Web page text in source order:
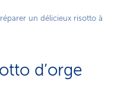
un délicieux risotto à
d’orge